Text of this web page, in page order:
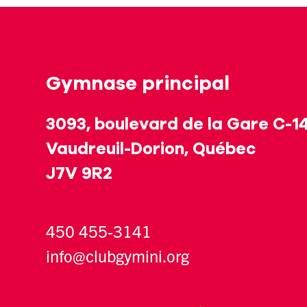
Gymnase principal
3093, boulevard de la Gare C-
Vaudreuil-Dorion, Québec
J7V 9R2
450 455-3141
info@clubgymini.org